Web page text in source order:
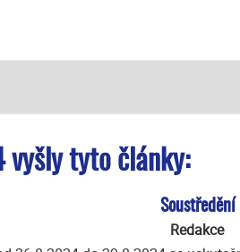
vyšly tyto články:
Soustředění
Redakce